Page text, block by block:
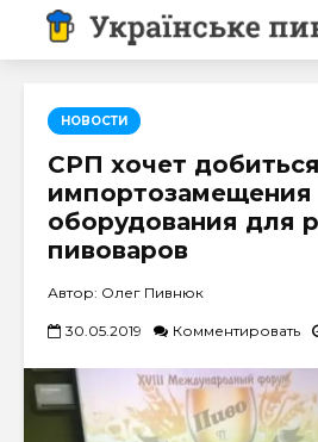
НОВОСТИ
СРП хочет добиться
импортозамещения
оборудования для
пивоваров
Автор: Олег Пивнюк
30.05.2019 Комментировать